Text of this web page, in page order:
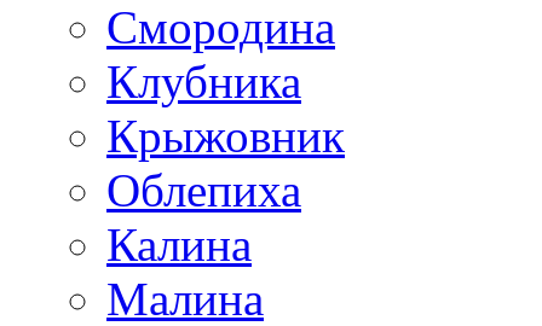
Смородина
Клубника
Крыжовник
Облепиха
Калина
Малина